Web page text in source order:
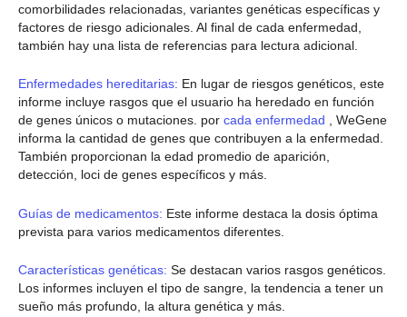
comorbilidades relacionadas, variantes genéticas específicas y
factores de riesgo adicionales. Al final de cada enfermedad,
también hay una lista de referencias para lectura adicional.
Enfermedades hereditarias: En lugar de riesgos genéticos, este
informe incluye rasgos que el usuario ha heredado en función
de genes únicos o mutaciones. por cada enfermedad , WeGene
informa la cantidad de genes que contribuyen a la enfermedad.
También proporcionan la edad promedio de aparición,
detección, loci de genes específicos y más.
Guías de medicamentos: Este informe destaca la dosis óptima
prevista para varios medicamentos diferentes.
Características genéticas: Se destacan varios rasgos genéticos.
Los informes incluyen el tipo de sangre, la tendencia a tener un
sueño más profundo, la altura genética y más.